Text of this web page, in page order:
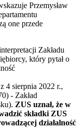
Przemysław
one przede
Zakładu
który pytał o
4 sierpnia 2022 r.,
- Zakład
ZUS uznał, że w
składki ZUS
działalność